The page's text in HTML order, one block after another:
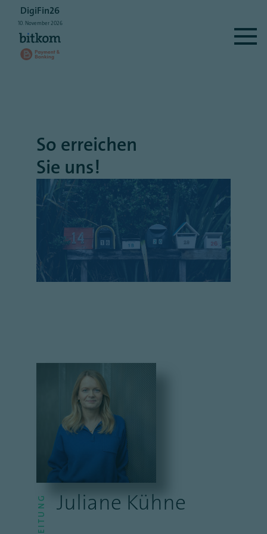
So erreichen
Sie uns!
Juliane Kühne
DigiFin26
10. November2026